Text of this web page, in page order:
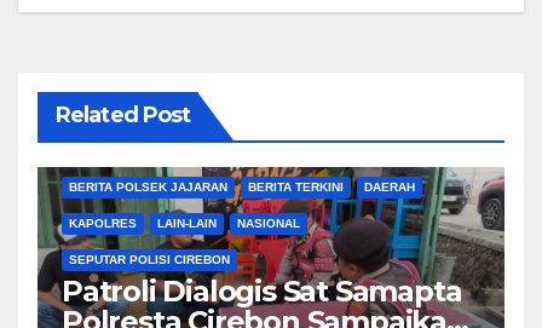
Related Post
BERITA POLSEK JAJARAN BERITA TERKINI DAERAH
KAPOLRES LAIN-LAIN NASIONAL
SEPUTAR POLISI CIREBON
Patroli Dialogis Sat Samapta